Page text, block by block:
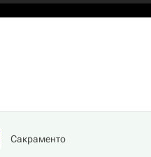
Сакраменто